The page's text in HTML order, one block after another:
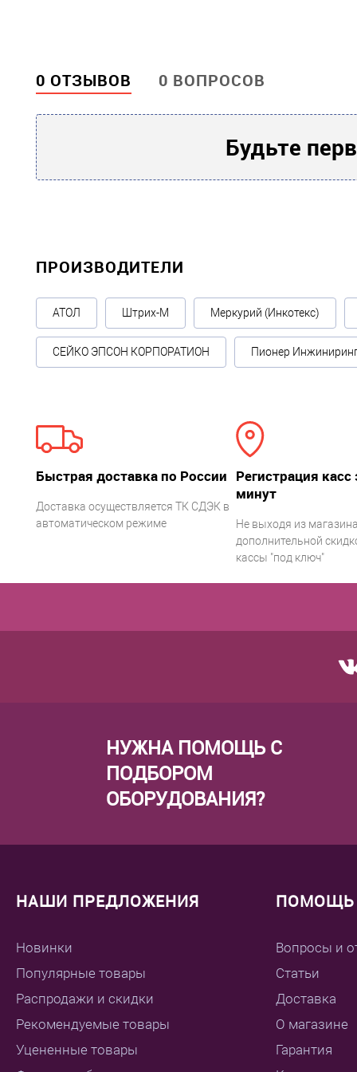
0 ОТЗЫВОВ 0 ВОПРОСОВ
Будьте
ПРОИЗВОДИТЕЛИ
АТОЛ Штрих-М Меркурий (Инкотекс)
СЕЙКО ЭПСОН КОРПОРАТИОН Пионер
Быстрая доставка по России
Доставка осуществляется ТК СДЭК в
автоматическом режиме
Регистрация касс
минут
Не выходя из
дополнительной
кассы "под ключ"
НУЖНА ПОМОЩЬ С
ПОДБОРОМ
ОБОРУДОВАНИЯ?
НАШИ ПРЕДЛОЖЕНИЯ
Новинки
Популярные товары
Распродажи и скидки
Рекомендуемые товары
Уцененные товары
ПОМОЩЬ
Вопросы и
Статьи
Доставка
О магазине
Гарантия